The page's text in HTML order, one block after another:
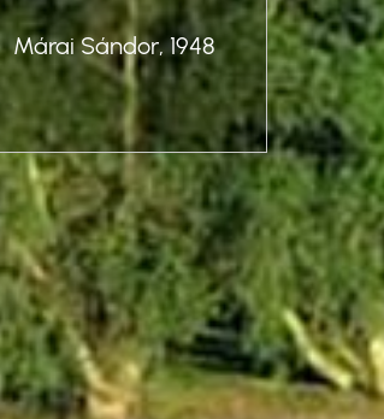
Márai Sándor, 1948